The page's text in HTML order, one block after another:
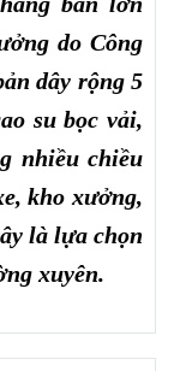
do Công
dây rộng 5
su bọc vải,
nhiều chiều
kho xưởng,
là lựa chọn
xuyên.